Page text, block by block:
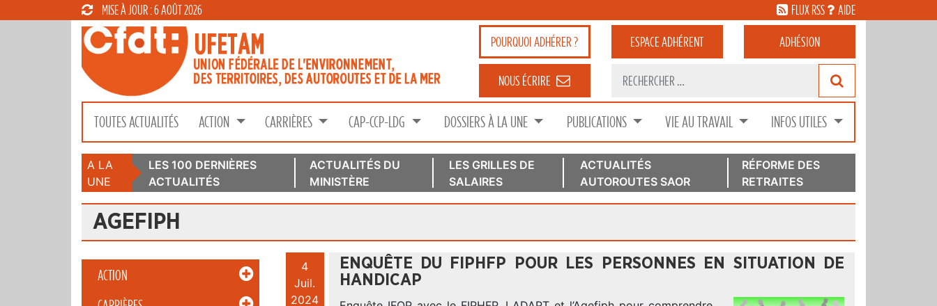
MISE À JOUR : 6 AOÛT 2026 FLUX RSS AIDE
POURQUOIADHÉRER ? ESPACEADHÉRENT ADHÉSION
NOUS ÉCRIRE
TOUTES ACTUALITÉS ACTION CARRIÈRES CAP-CCP-LDG DOSSIERS À LA UNE PUBLICATIONS VIE AU TRAVAIL INFOS UTILES
A LA
UNE
LES 100 DERNIÈRES
ACTUALITÉS
ACTUALITÉS DU
MINISTÈRE
LES GRILLES DE
SALAIRES
ACTUALITÉS
AUTOROUTES SAOR
RÉFORME DES
RETRAITES
AGEFIPH
ACTION
4
Juil.
2024
ENQUÊTE DU FIPHFP POUR LES PERSONNES EN SITUATION DE
HANDICAP